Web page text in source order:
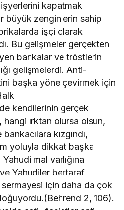
kapatmak
büyük zenginlerin sahip
işçi olarak
Bu gelişmeler gerçekten
bankalar ve tröstlerin
gelişmelerdi. Anti-
başka yöne çevirmek için
kendilerinin gerçek
ırktan olursa olsun,
kızgındı,
yoluyla dikkat başka
mal varlığına
Yahudiler bertaraf
için daha da çok
2, 106).